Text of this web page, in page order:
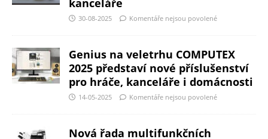
kanceláře
30-08-2025 Komentáře nejsou povolené
Genius na veletrhu COMPUTEX
2025 představí nové příslušenství
pro hráče, kanceláře i domácnosti
14-05-2025 Komentáře nejsou povolené
Nová řada multifunkčních